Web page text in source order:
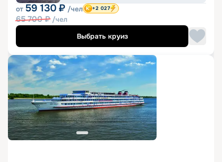
от 59 130 ₽ /чел
65 700₽ /чел
+2 027
Выбрать круиз